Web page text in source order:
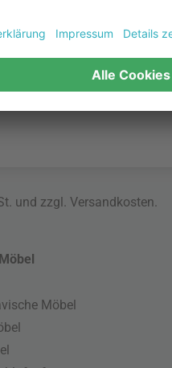
und zzgl.Versandkosten
Möbel